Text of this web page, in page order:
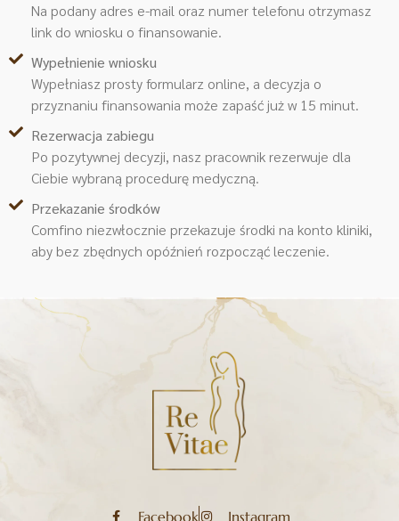
Na podany adres e-mail oraz numer telefonu otrzymasz
link do wniosku o finansowanie.
Wypełnienie wniosku
Wypełniasz prosty formularz online, a decyzja o
przyznaniu finansowania może zapaść już w 15 minut.
Rezerwacja zabiegu
Po pozytywnej decyzji, nasz pracownik rezerwuje dla
Ciebie wybraną procedurę medyczną.
Przekazanie środków
Comfino niezwłocznie przekazuje środki na konto kliniki,
aby bez zbędnych opóźnień rozpocząć leczenie.
Facebook Instagram